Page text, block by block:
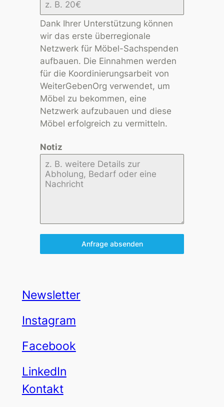
Dank Ihrer Unterstützung können
wir das erste überregionale
Netzwerk für Möbel-Sachspenden
aufbauen. Die Einnahmen werden
für die Koordinierungsarbeit von
WeiterGebenOrg verwendet, um
Möbel zu bekommen, eine
Netzwerk aufzubauen und diese
Möbel erfolgreich zu vermitteln.
Notiz
Anfrage absenden
Newsletter
Instagram
Facebook
LinkedIn
Kontakt